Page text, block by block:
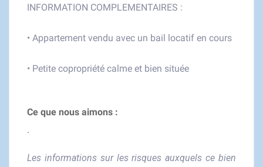
INFORMATION COMPLEMENTAIRES :
• Appartement vendu avec un bail locatif en cours
• Petite copropriété calme et bien située
Ce que nous aimons :
.
Les informations sur les risques auxquels ce bien